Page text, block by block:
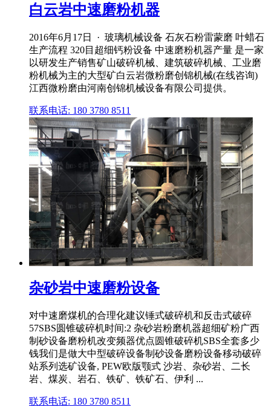
白云岩中速磨粉机器
2016年6月17日 · 玻璃机械设备 石灰石粉雷蒙磨 叶蜡石
生产流程 320目超细钙粉设备 中速磨粉机器产量 是一家
以研发生产销售矿山破碎机械、建筑破碎机械、工业磨
粉机械为主的大型矿白云岩微粉磨创锦机械(在线咨询)
江西微粉磨由河南创锦机械设备有限公司提供。
联系电话: 180 3780 8511
杂砂岩中速磨粉设备
对中速磨煤机的合理化建议锤式破碎机和反击式破碎
57SBS圆锥破碎机时间:2 杂砂岩粉磨机器超细矿粉广西
制砂设备磨粉机改变频器优点圆锥破碎机SBS全套多少
钱我们是做大中型破碎设备制砂设备磨粉设备移动破碎
站系列选矿设备, PEW欧版颚式 沙岩、杂砂岩、二长
岩、煤炭、岩石、铁矿、铁矿石、伊利 ...
联系电话: 180 3780 8511